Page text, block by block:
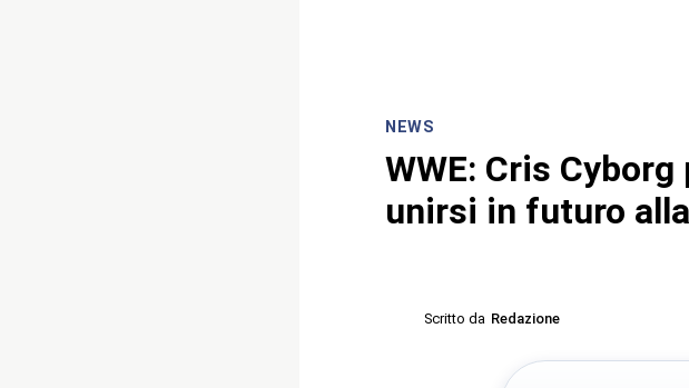
NEWS
WWE: Cris
unirsi in futuro alla
Scritto da Redazione